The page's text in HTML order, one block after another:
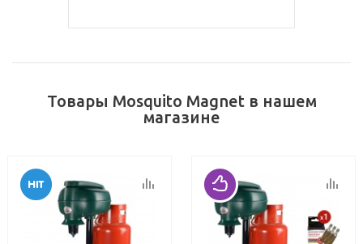
Товары Mosquito Magnet в нашем
магазине